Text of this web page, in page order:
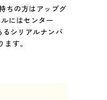
ちの方はアップグ
にはセンター
シリアルナンバ
す。